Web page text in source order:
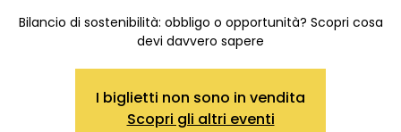
Bilancio di sostenibilità: obbligo o opportunità? Scopri cosa
devi davvero sapere
I biglietti non sono in vendita
Scopri gli altri eventi